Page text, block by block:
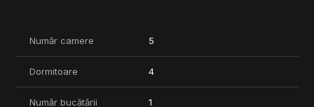
- Bucatarie open-space, cu posibilitate de inchidere
- Spatiu pentru depozitare
- Baie
- Terasa si acces catre curtea privata
Număr camere 5
Dormitoare 4
Număr bucătării 1